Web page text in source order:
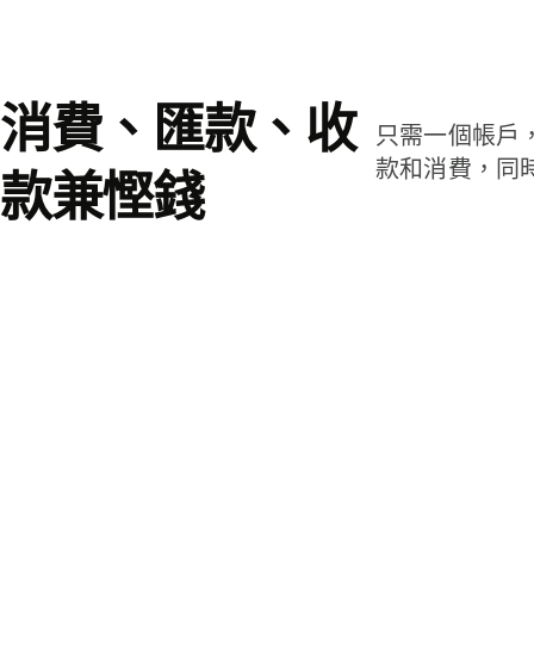
消費、匯款、收
款兼慳錢
只需一個帳戶
款和消費，同